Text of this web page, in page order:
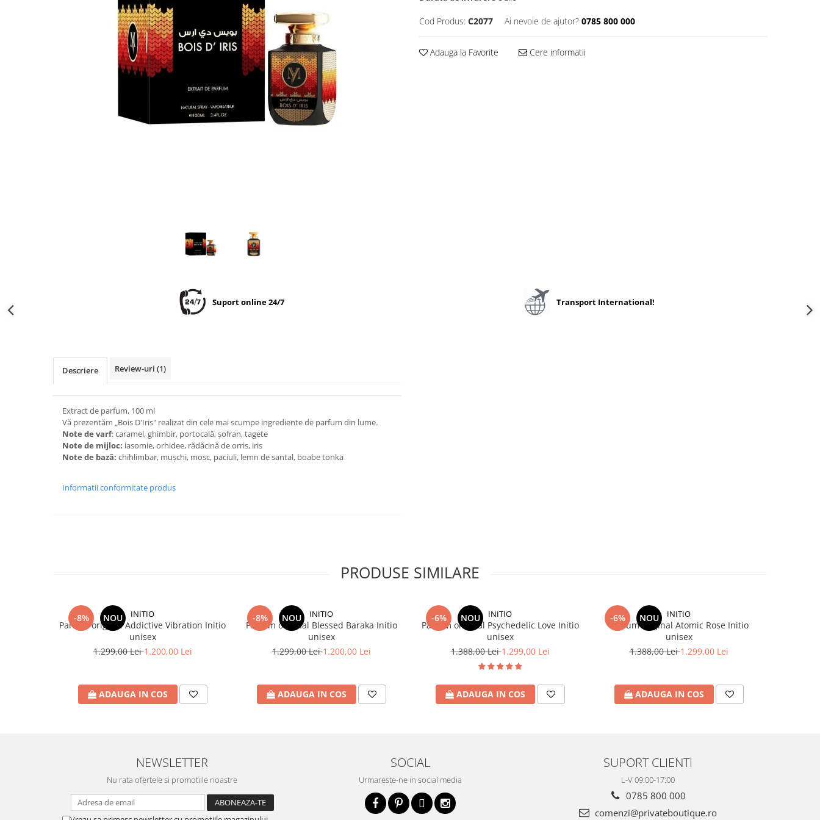
Cod Produs: C2077 Ai nevoie de ajutor? 0785 800 000
Adauga la Favorite Cere informatii
Suport online 24/7 Transport International!
Descriere Review-uri (1)
Extract de parfum, 100 ml
Vă prezentăm „Bois D'Iris" realizat din cele mai scumpe ingrediente de parfum din lume.
Note de varf: caramel, ghimbir, portocală, șofran, tagete
Note de mijloc: iasomie, orhidee, rădăcină de orris, iris
Note de bază: chihlimbar, mușchi, mosc, paciuli, lemn de santal, boabe tonka
Informatii conformitate produs
PRODUSE SIMILARE
-8% NOU INITIO
Parfum original Addictive Vibration Initio
unisex
1.299,00 Lei1.200,00 Lei
ADAUGA IN COS
-8% NOU INITIO
Parfum original Blessed Baraka Initio
unisex
1.299,00 Lei1.200,00 Lei
ADAUGA IN COS
-6% NOU INITIO
Parfum original Psychedelic Love Initio
unisex
1.388,00 Lei1.299,00 Lei
ADAUGA IN COS
-6% NOU INITIO
Parfum original Atomic Rose Initio
unisex
1.388,00 Lei1.299,00 Lei
ADAUGA IN COS
NEWSLETTER
Nu rata ofertele si promotiile noastre
SOCIAL
Urmareste-ne in social media
SUPORT CLIENTI
L-V 09:00-17:00
0785 800 000
comenzi@privateboutique.ro